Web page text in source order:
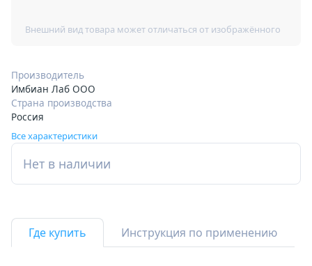
Производитель
Имбиан Лаб ООО
Страна производства
Россия
Все характеристики
Нет в наличии
Где купить Инструкция по применению